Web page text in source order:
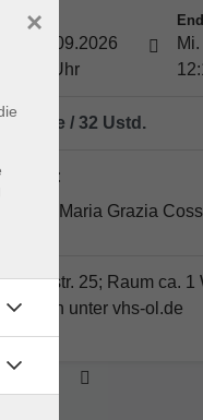
Start
Mi. 09.09.2026
10:45 Uhr
/ 32 Ustd.
Maria Grazia
Karlstr. 25; Raum ca. 1
unter vhs-ol.de
×